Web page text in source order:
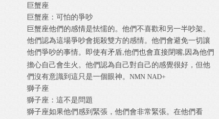
巨蟹座
巨蟹座：可怕的爭吵
巨蟹座他們的感情是怯懦的。他們不喜歡和另一半吵架。
他們認為這場爭吵會扼殺雙方的感情。他們會避免一切讓
他們爭吵的事情。即使有矛盾,他們也會直接閉嘴, 因為他們
擔心自己會生火。他們認為自己對自己的感覺很好，但他
們沒有意識到這只是一個眼神。 NMN NAD+
獅子座
獅子座：這不是問題
獅子座如果他們感到緊張，他們會非常緊張。在他們看